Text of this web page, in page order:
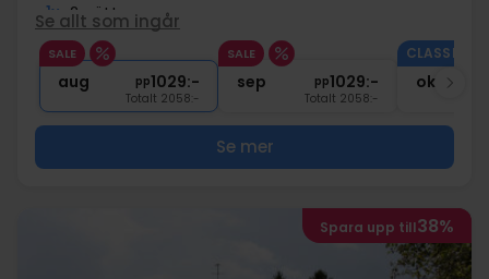
1x 2-rättersmeny
∞ Gratis internet
1x kaffe att ta med
Se allt som ingår
SALE
aug pp1029:-
Totalt 2058:-
SALE
sep pp1029:-
Totalt 2058:-
CLASSIC II.
okt
Se mer
Spara upp till38%